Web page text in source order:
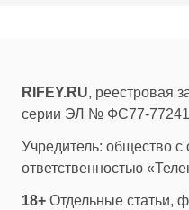
RIFEY.RU, реестровая
серии ЭЛ № ФС77-77241
Учредитель: общество с
ответственностью
18+ Отдельные статьи,